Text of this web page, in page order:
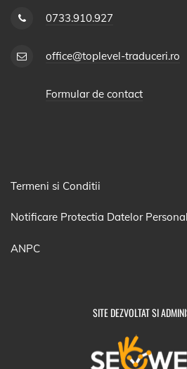
0733.910.927
office@toplevel-traduceri.ro
Formular de contact
Termeni si Conditii
Notificare Protectia Datelor
ANPC
SITE DEZVOLTAT SI